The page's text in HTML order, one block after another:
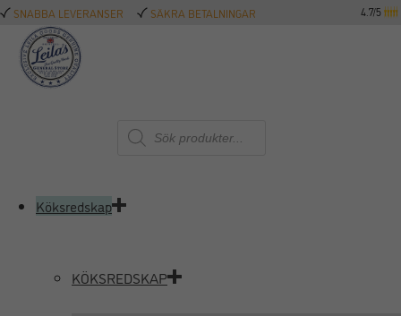
SNABBA LEVERANSER SÄKRA BETALNINGAR 4.7/5
Produktsökning
Köksredskap
KÖKSREDSKAP